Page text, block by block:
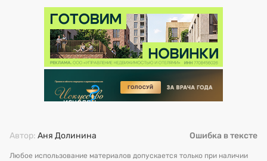
Автор: Аня Долинина Ошибка в тексте
Любое использование материалов допускается только при наличии